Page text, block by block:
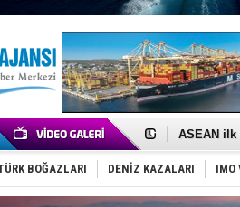
D-Marin,
ASEAN ilk
TAYK -
İstanbul
Tersane
BOĞAZLARI DENİZ KAZALARI IMO